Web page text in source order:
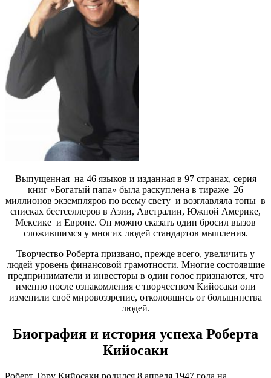
Выпущенная на 46 языков и изданная в 97 странах, серия
книг «Богатый папа» была раскуплена в тираже 26
миллионов экземпляров по всему свету и возглавляла топы в
списках бестселлеров в Азии, Австралии, Южной Америке,
Мексике и Европе. Он можно сказать один бросил вызов
сложившимся у многих людей стандартов мышления.
Творчество Роберта призвано, прежде всего, увеличить у
людей уровень финансовой грамотности. Многие состоявшие
предприниматели и инвесторы в один голос признаются, что
именно после ознакомления с творчеством Кийосаки они
изменили своё мировоззрение, отколовшись от большинства
людей.
Биография и история успеха Роберта
Кийосаки
Роберт Тору Кийосаки родился 8 апреля 1947 года на